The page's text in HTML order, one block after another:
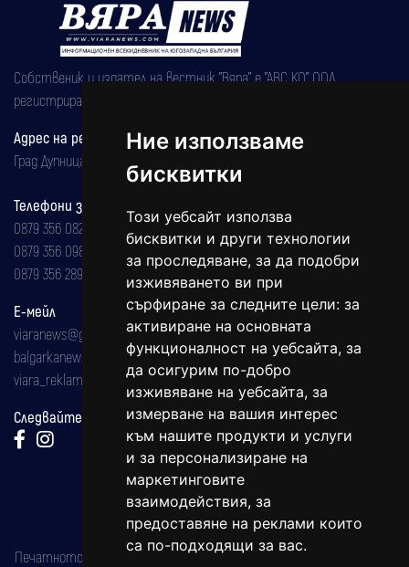
Ние използваме
бисквитки
Този уебсайт използва
бисквитки и други технологии
за проследяване, за да подобри
изживяването ви при
сърфиране за следните цели: за
активиране на основната
функционалност на уебсайта, за
да осигурим по-добро
изживяване на уебсайта, за
измерване на вашия интерес
към нашите продукти и услуги
и за персонализиране на
маркетинговите
взаимодействия, за
предоставяне на реклами които
са по-подходящи за вас.
Собственик и издател на вестник "Вяра" е "АВС КО" ООД,
регистрирана на 08.05.2002 година.
Адрес на редакцията
Град Дупница, ул.''Христо Ботев" 43
Телефони за реклама и абонаменти
0879 356 082
0879 356 098
0879 356 289
Е-мейл
viaranews@gmail.com
balgarkanews@gmail.com
viara_reklama@mail.bg
Следвайте ни:
Печатното издание на вестника е регистрирано в националния